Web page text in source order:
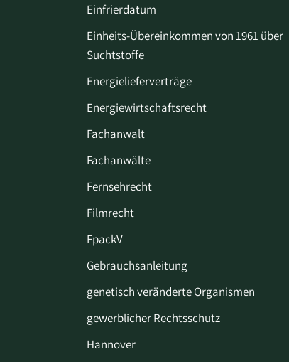
Einfrierdatum
Einheits-Übereinkommen von 1961 über
Suchtstoffe
Energielieferverträge
Energiewirtschaftsrecht
Fachanwalt
Fachanwälte
Fernsehrecht
Filmrecht
FpackV
Gebrauchsanleitung
genetisch veränderte Organismen
gewerblicher Rechtsschutz
Hannover